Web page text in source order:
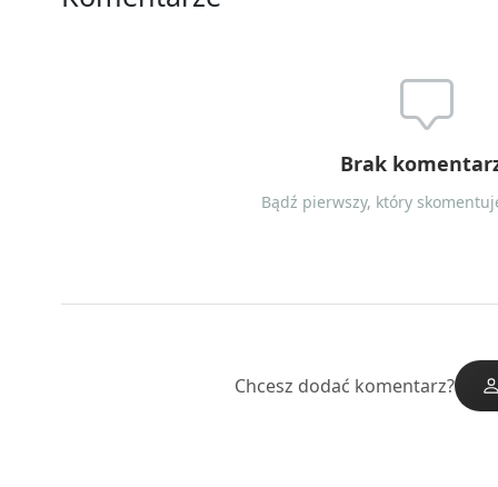
Brak
Bądź pierwszy, który
Chcesz dodać komentarz?